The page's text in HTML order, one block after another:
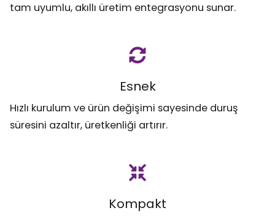
tam uyumlu, akıllı üretim entegrasyonu sunar.
Esnek
Hızlı kurulum ve ürün değişimi sayesinde duruş
süresini azaltır, üretkenliği artırır.
Kompakt